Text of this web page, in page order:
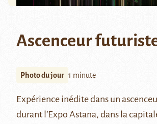
Ascenceur
Photo du jour 1 minute
Expérience inédite dans un
durant l’Expo Astana, dans la